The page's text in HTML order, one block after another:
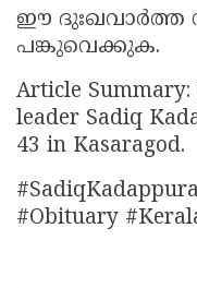
ഈ ദുഃഖവാർത്ത
പങ്കുവെക്കുക.
Article Summary:
leader Sadiq
43 in Kasaragod.
#Obituary